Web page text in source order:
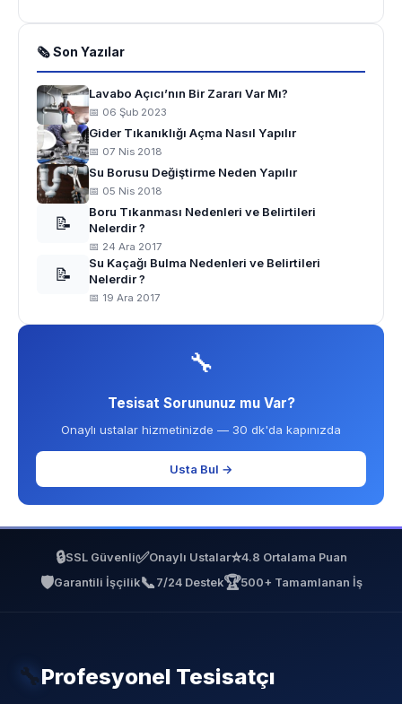
🗞 Son Yazılar
Lavabo Açıcı’nın Bir Zararı Var Mı?
📅 06 Şub 2023
Gider Tıkanıklığı Açma Nasıl Yapılır
📅 07 Nis 2018
Su Borusu Değiştirme Neden Yapılır
📅 05 Nis 2018
📝
Boru Tıkanması Nedenleri ve Belirtileri
Nelerdir ?
📅 24 Ara 2017
📝
Su Kaçağı Bulma Nedenleri ve Belirtileri
Nelerdir ?
📅 19 Ara 2017
🔧
Tesisat Sorununuz mu Var?
Onaylı ustalar hizmetinizde — 30 dk'da kapınızda
Usta Bul →
🔒SSL Güvenli✅Onaylı Ustalar⭐4.8 Ortalama Puan
🛡️Garantili İşçilik📞 7/24 Destek🏆500+ Tamamlanan İş
🔧Profesyonel Tesisatçı